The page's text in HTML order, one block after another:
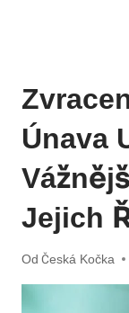
Únava
Jejich
Od Česká Kočka